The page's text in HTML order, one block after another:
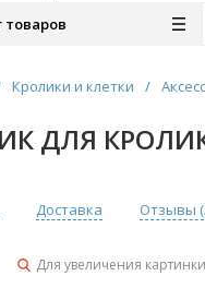
товаров
Кролики и клетки /
ДЛЯ
Доставка Отзывы (
Для увеличения